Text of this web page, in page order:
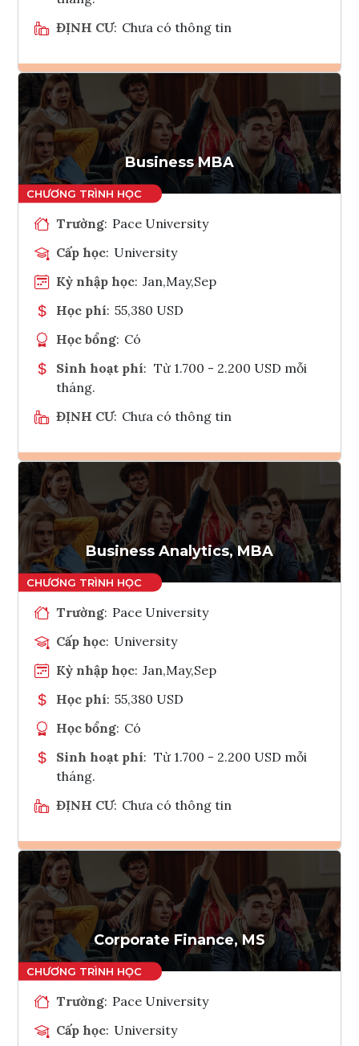
ĐỊNH CƯ: Chưa có thông tin
Ghi danh
Tham vấn Interlink
Business MBA
Trường: Pace University
Cấp học: University
Kỳ nhập học: Jan,May,Sep
Học phí: 55,380 USD
Học bổng: Có
Sinh hoạt phí: Từ 1.700 - 2.200 USD mỗi
tháng.
ĐỊNH CƯ: Chưa có thông tin
Ghi danh
Tham vấn Interlink
Business Analytics, MBA
Trường: Pace University
Cấp học: University
Kỳ nhập học: Jan,May,Sep
Học phí: 55,380 USD
Học bổng: Có
Sinh hoạt phí: Từ 1.700 - 2.200 USD mỗi
tháng.
ĐỊNH CƯ: Chưa có thông tin
Ghi danh
Tham vấn Interlink
Corporate Finance, MS
Trường: Pace University
Cấp học: University